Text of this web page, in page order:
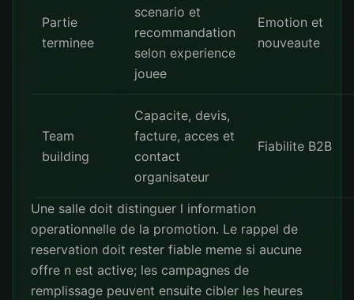
Partie
terminee
scenario et
recommandation
selon experience
jouee
Emotion et
nouveaute
Team
building
Capacite, devis,
facture, acces et
contact
organisateur
Fiabilite B2B
Une salle doit distinguer l information
operationnelle de la promotion. Le rappel de
reservation doit rester fiable meme si aucune
offre n est active; les campagnes de
remplissage peuvent ensuite cibler les heures